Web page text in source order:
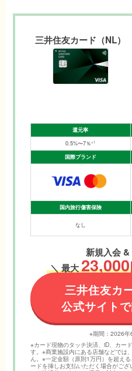
三井住友カード（NL）
還元率
0.5%〜7％※1
国際ブランド
国内旅行傷害保険
なし
新規入会
＼最大23,000
三井住友カ
公式サイト
※期間：2026年
※カード現物のタッチ決済、iD、カー
す。※商業施設内にある店舗などでは
ん。※一定金額（原則1万円）を超え
ードを挿しお支払いただく場合がご